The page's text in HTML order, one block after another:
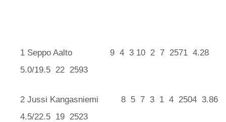
1 Seppo Aalto 9 4 3 10 2 7 2571 4.28
5.0/19.5 22 2593
2 Jussi Kangasniemi 8 5 7 3 1 4 2504 3.86
4.5/22.5 19 2523